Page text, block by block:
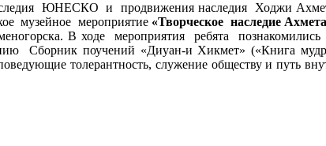
ЮНЕСКО и продвижения наследия Ходжи
музейное мероприятие «Творческое наследие
В ходе мероприятия ребята познакомились
Сборник поучений «Диуан-и Хикмет» («Книга
толерантность, служение обществу и путь